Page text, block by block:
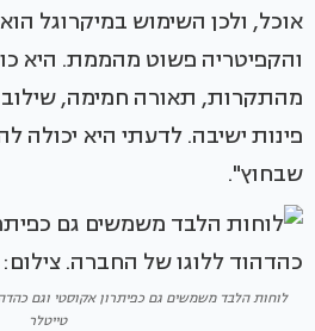
אוכל, ולכן השימוש במיקרוגל
והקפיטריה פשוט מהממת. היא
מהתקרות, תאורה חמימה, שילוב
פינות ישיבה. לדעתי היא
שבחוץ".
לוחות הלבד משמשים גם כפיתרון אקוסטי וגם
טייטלר